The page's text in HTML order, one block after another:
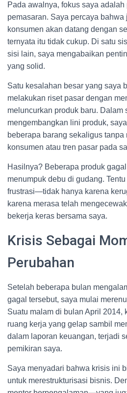
Pada awalnya, fokus saya adalah
pemasaran. Saya percaya
konsumen akan datang dengan
ternyata itu tidak cukup. Di satu
sisi lain, saya mengabaikan
yang solid.
Satu kesalahan besar yang saya
melakukan riset pasar dengan
meluncurkan produk baru. Dalam
mengembangkan lini produk,
beberapa barang sekaligus
konsumen atau tren pasar pada
Hasilnya? Beberapa produk
menumpuk debu di gudang.
frustrasi—tidak hanya karena
karena merasa telah
bekerja keras bersama saya.
Krisis Sebagai
Perubahan
Setelah beberapa bulan
gagal tersebut, saya mulai
Suatu malam di bulan April 2014,
ruang kerja yang gelap sambil
dalam laporan keuangan, terjadi
pemikiran saya.
Saya menyadari bahwa krisis ini
untuk merestrukturisasi bisnis.